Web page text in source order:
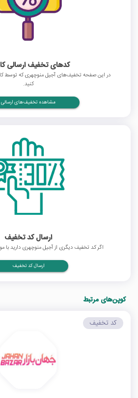
کدهای تخفیف ارسالی
در این صفحه تخفیف‌های آجیل منوچهری که توسط
کنید.
مشاهده تخفیف‌های ارسالی
ارسال کد تخفیف
اگر کد تخفیف دیگری از آجیل منوچهری دارید با
ارسال کد تخفیف
کوپن‌های مرتبط
کد تخفیف